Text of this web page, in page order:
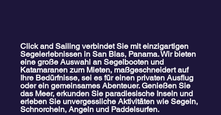
Familien-Katamaran-Ausflug nach San
Blas
Click and Sailing verbindet Sie mit einzigartigen
Segelerlebnissen in San Blas, Panama. Wir bieten
eine große Auswahl an Segelbooten und
Katamaranen zum Mieten, maßgeschneidert auf
Ihre Bedürfnisse, sei es für einen privaten Ausflug
oder ein gemeinsames Abenteuer. Genießen Sie
das Meer, erkunden Sie paradiesische Inseln und
erleben Sie unvergessliche Aktivitäten wie Segeln,
Schnorcheln, Angeln und Paddelsurfen.